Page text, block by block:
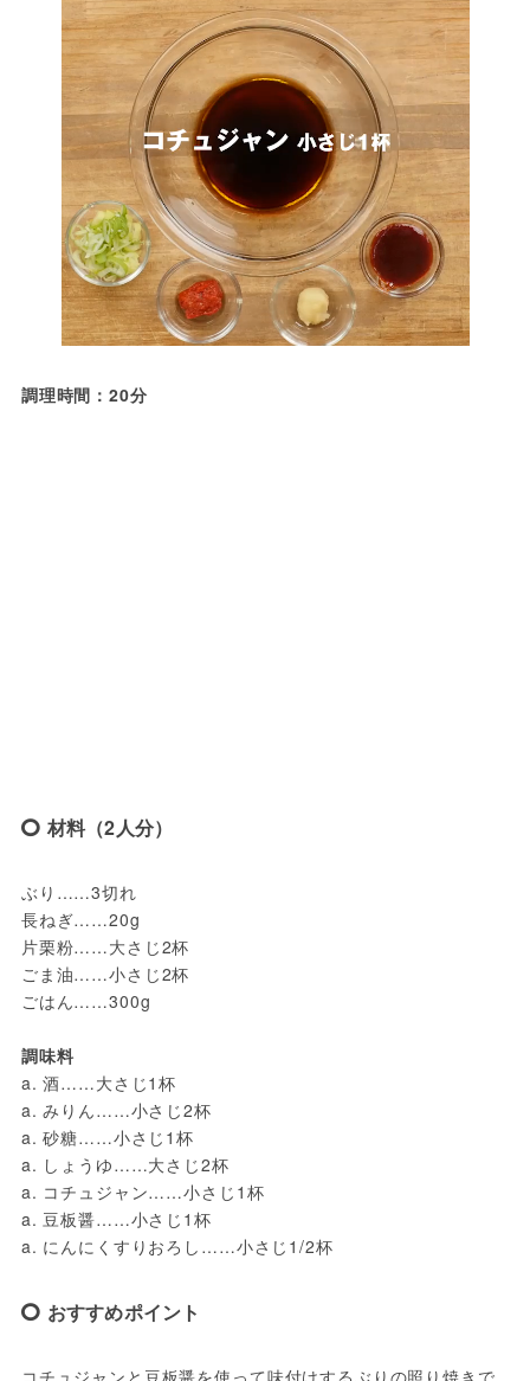
調理時間：20分
材料（2人分）
ぶり……3切れ
長ねぎ……20g
片栗粉……大さじ2杯
ごま油……小さじ2杯
ごはん……300g
調味料
a. 酒……大さじ1杯
a. みりん……小さじ2杯
a. 砂糖……小さじ1杯
a. しょうゆ……大さじ2杯
a. コチュジャン……小さじ1杯
a. 豆板醤……小さじ1杯
a. にんにくすりおろし……小さじ1/2杯
おすすめポイント